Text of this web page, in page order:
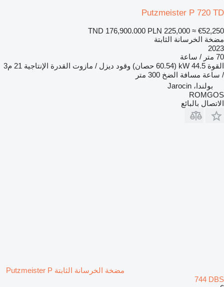
Putzmeister P 720 TD
TND 176,900.000 PLN 225,000 ≈ €52,250
مضخة الخرسانة الثابتة
2023
70 متر / ساعة
القوة 44.5 kW (60.54 حصان) وقود ديزل / مازوت القدرة الإنتاجية
21 م3
/ ساعة مسافة الضخ 300 متر
بولندا، Jarocin
ROMGOS
الاتصال بالبائع
مضخة الخرسانة الثابتة Putzmeister P
744 DBS